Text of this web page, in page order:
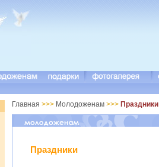
Главная >>> Молодоженам >>> Праздники
Праздники